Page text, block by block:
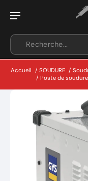
Accueil / SOUDURE /
/ Poste de